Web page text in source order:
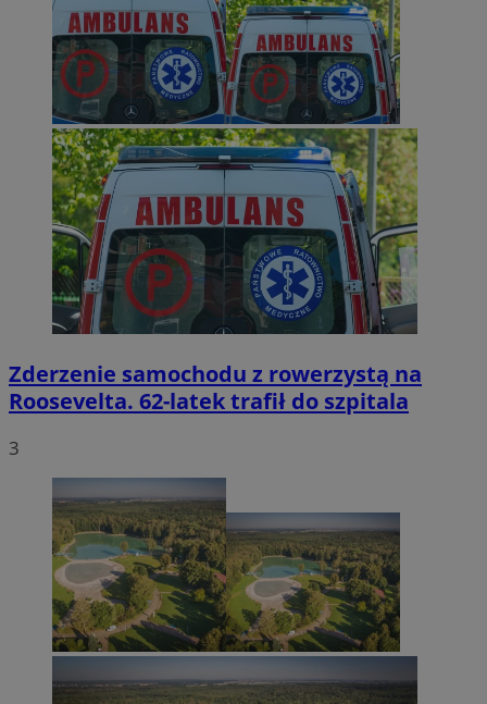
Zderzenie samochodu z rowerzystą na
Roosevelta. 62-latek trafił do szpitala
3